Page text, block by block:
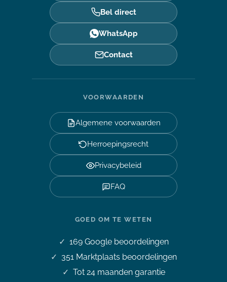
Bel direct
WhatsApp
Contact
VOORWAARDEN
Algemene voorwaarden
Herroepingsrecht
Privacybeleid
FAQ
GOED OM TE WETEN
169Google beoordelingen
351Marktplaats beoordelingen
Tot 24 maanden garantie